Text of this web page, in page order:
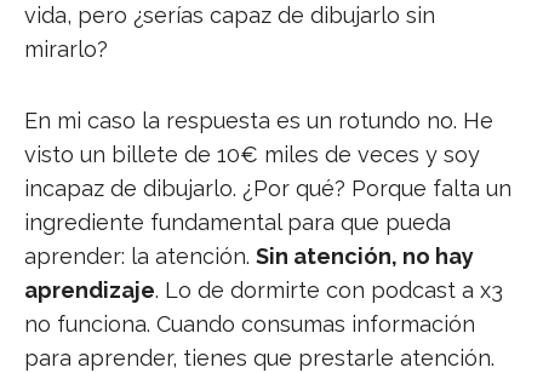
vida, pero ¿serías capaz de dibujarlo sin
mirarlo?
En mi caso la respuesta es un rotundo no. He
visto un billete de 10€ miles de veces y soy
incapaz de dibujarlo. ¿Por qué? Porque falta un
ingrediente fundamental para que pueda
aprender: la atención. Sin atención, no hay
aprendizaje. Lo de dormirte con podcast a x3
no funciona. Cuando consumas información
para aprender, tienes que prestarle atención.